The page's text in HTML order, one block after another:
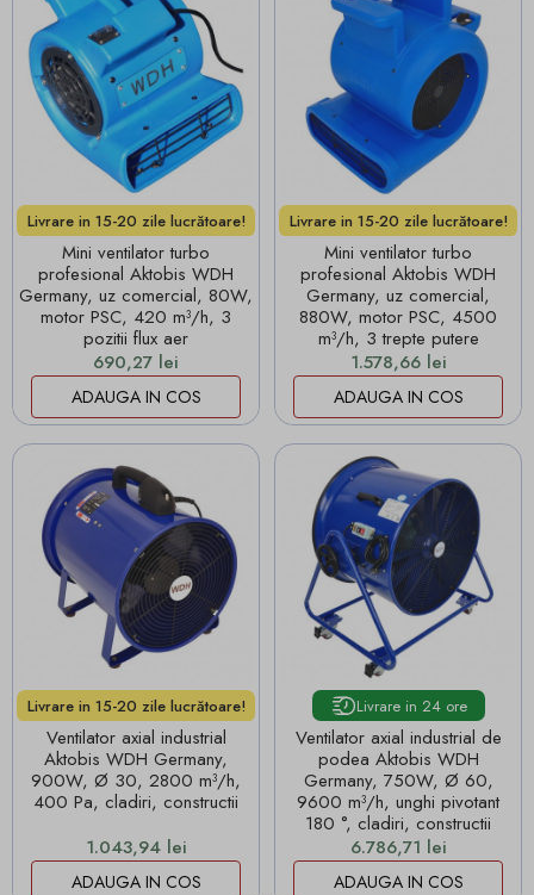
Livrare in 15-20 zile lucrătoare!
Mini ventilator turbo
profesional Aktobis WDH
Germany, uz comercial, 80W,
motor PSC, 420 m³/h, 3
pozitii flux aer
Pret
690,27 lei
ADAUGA IN COS
Livrare in 15-20 zile lucrătoare!
Mini ventilator turbo
profesional Aktobis WDH
Germany, uz comercial,
880W, motor PSC, 4500
m³/h, 3 trepte putere
Pret
1.578,66 lei
ADAUGA IN COS
Livrare in 15-20 zile lucrătoare!
Ventilator axial industrial
Aktobis WDH Germany,
900W, Ø 30, 2800 m³/h,
400 Pa, cladiri, constructii
Pret
1.043,94 lei
ADAUGA IN COS
Livrare in 24 ore
Ventilator axial industrial de
podea Aktobis WDH
Germany, 750W, Ø 60,
9600 m³/h, unghi pivotant
180 °, cladiri, constructii
Pret
6.786,71 lei
ADAUGA IN COS